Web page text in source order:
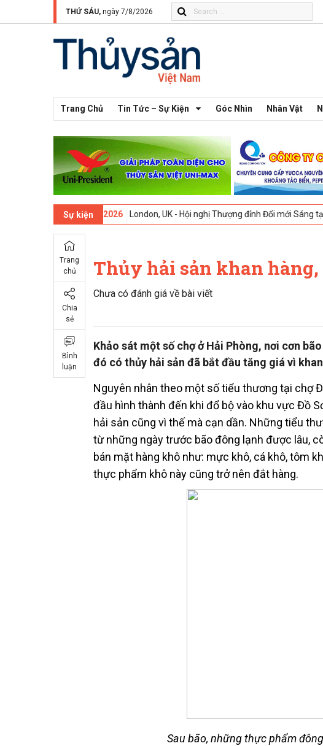
THỨ SÁU, ngày 7/8/2026
Trang Chủ Tin Tức – Sự Kiện Góc Nhìn Nhân Vật
Sự kiện
London, UK - Hội nghị Thượng đỉnh Đổi mới Sáng tạo trong
Trang
chủ
Chia
sẻ
Bình
luận
Thủy hải sản khan hàng,
Chưa có đánh giá về bài viết
Khảo sát một số chợ ở Hải Phòng, nơi cơn
đó có thủy hải sản đã bắt đầu tăng giá vì
Nguyên nhân theo một số tiểu thương tại chợ
đầu hình thành đến khi đổ bộ vào khu vực Đồ
hải sản cũng vì thế mà cạn dần. Những tiểu
từ những ngày trước bão đông lạnh được lâu,
bán mặt hàng khô như: mực khô, cá khô, tôm
thực phẩm khô này cũng trở nên đắt hàng.
Sau bão, những thực phẩm